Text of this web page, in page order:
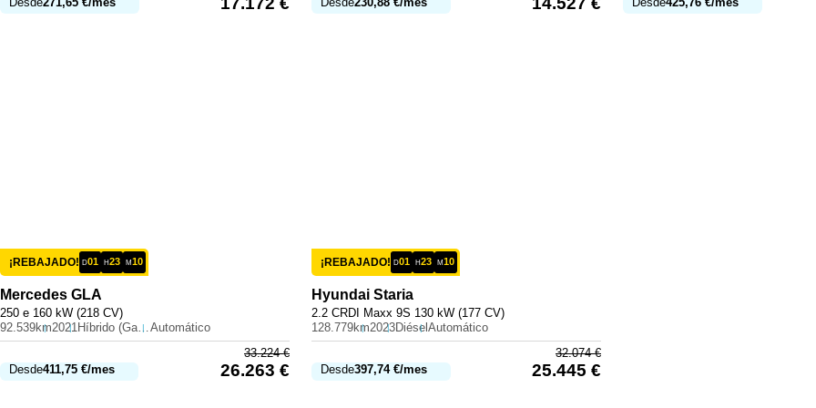
¡REBAJADO! D01 H23 M10
Mercedes GLA
250 e 160 kW (218 CV)
92.539km2021 Híbrido (Gasolina)Automático
Desde411,75 €/mes
33.224€
26.263 €
¡REBAJADO! D01 H23 M10
Hyundai Staria
2.2 CRDI Maxx 9S 130 kW (177 CV)
128.779km2023Diésel Automático
Desde397,74 €/mes
32.074€
25.445 €